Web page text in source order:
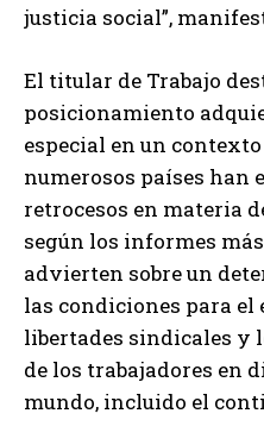
justicia social”,
El titular de Trabajo
posicionamiento
especial en un
numerosos países han
retrocesos en materia
según los informes
advierten sobre un
las condiciones para el
libertades sindicales y
de los trabajadores en
mundo, incluido el